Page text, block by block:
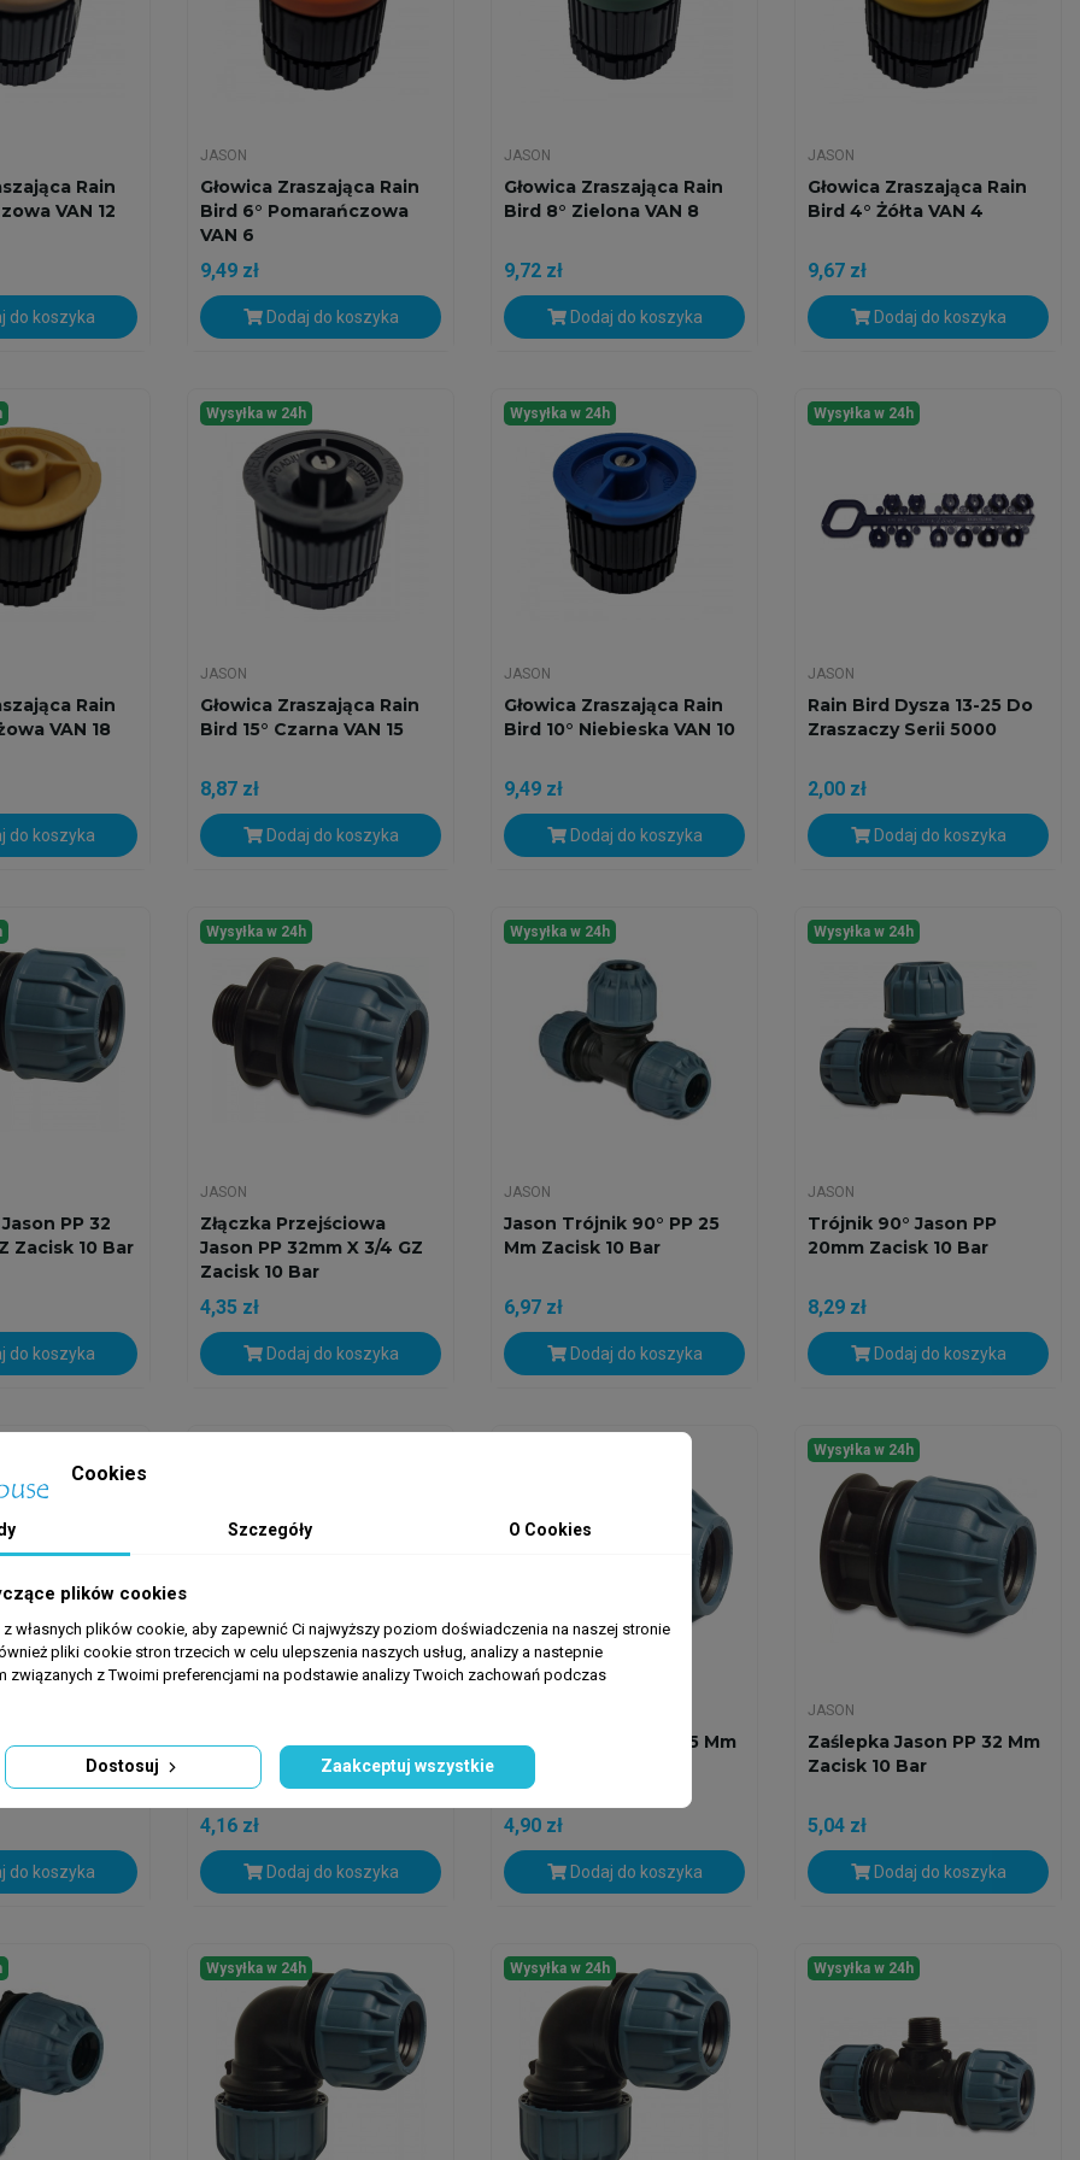
Rain
VAN 12
do koszyka
JASON
Głowica Zraszająca Rain
Bird 6° Pomarańczowa
VAN 6
9,49 zł
Dodaj do koszyka
JASON
Głowica Zraszająca Rain
Bird 8° Zielona VAN 8
9,72 zł
Dodaj do koszyka
JASON
Głowica Zraszająca Rain
Bird 4° Żółta VAN 4
9,67 zł
Dodaj do koszyka
Rain
VAN 18
do koszyka
Wysyłka w 24h
JASON
Głowica Zraszająca Rain
Bird 15° Czarna VAN 15
8,87 zł
Dodaj do koszyka
Wysyłka w 24h
JASON
Głowica Zraszająca Rain
Bird 10° Niebieska VAN 10
9,49 zł
Dodaj do koszyka
Wysyłka w 24h
JASON
Rain Bird Dysza 13-25 Do
Zraszaczy Serii 5000
2,00 zł
Dodaj do koszyka
PP 32
Zacisk 10 Bar
do koszyka
Wysyłka w 24h
JASON
Złączka Przejściowa
Jason PP 32mm X 3/4 GZ
Zacisk 10 Bar
4,35 zł
Dodaj do koszyka
Wysyłka w 24h
JASON
Jason Trójnik 90° PP 25
Mm Zacisk 10 Bar
6,97 zł
Dodaj do koszyka
Wysyłka w 24h
JASON
Trójnik 90° Jason PP
20mm Zacisk 10 Bar
8,29 zł
Dodaj do koszyka
PP
do koszyka
Zaślepka Jason PP 20 Mm
4,16 zł
Dodaj do koszyka
Zaślepka Jason PP 25 Mm
4,90 zł
Dodaj do koszyka
Wysyłka w 24h
JASON
Zaślepka Jason PP 32 Mm
Zacisk 10 Bar
5,04 zł
Dodaj do koszyka
Wysyłka w 24h Wysyłka w 24h Wysyłka w 24h
Cookies
Szczegóły O Cookies
plików cookies
z własnych plików cookie, aby zapewnić Ci najwyższy poziom doświadczenia na naszej stronie
pliki cookie stron trzecich w celu ulepszenia naszych usług, analizy a nastepnie
związanych z Twoimi preferencjami na podstawie analizy Twoich zachowań podczas
Dostosuj Zaakceptuj wszystkie